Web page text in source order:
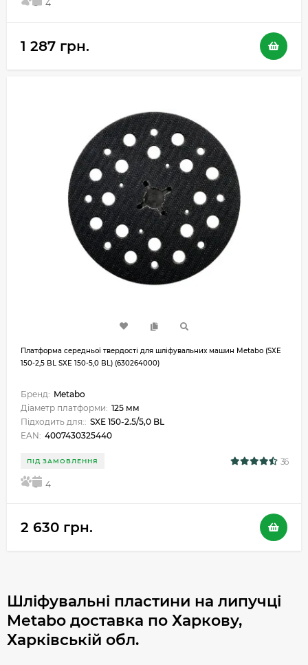
5 4
1 287 грн.
Платформа середньої твердості для шліфувальних машин Metabo (SXE
150-2,5 BL SXE 150-5,0 BL) (630264000)
Бренд: Metabo
Діаметр платформи: 125 мм
Підходить для:: SXE 150-2.5/5,0 BL
EAN: 4007430325440
ПІД ЗАМОВЛЕННЯ 36
5 4
2 630 грн.
Шліфувальні пластини на липучці
Metabo доставка по Харкову,
Харківській обл.